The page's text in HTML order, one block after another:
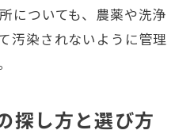
についても、農薬や洗浄
汚染されないように管理
探し方と選び方